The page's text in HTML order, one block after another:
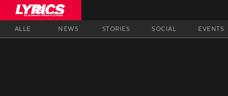
ALLE NEWS STORIES SOCIAL EVENTS